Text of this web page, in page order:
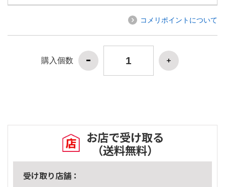
コメリポイントについて
購入個数
お店で受け取る
（送料無料）
受け取り店舗：